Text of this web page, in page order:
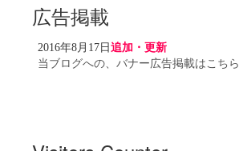
広告掲載
2016年8月17日 追加・更新
当ブログへの、バナー広告掲載はこちら